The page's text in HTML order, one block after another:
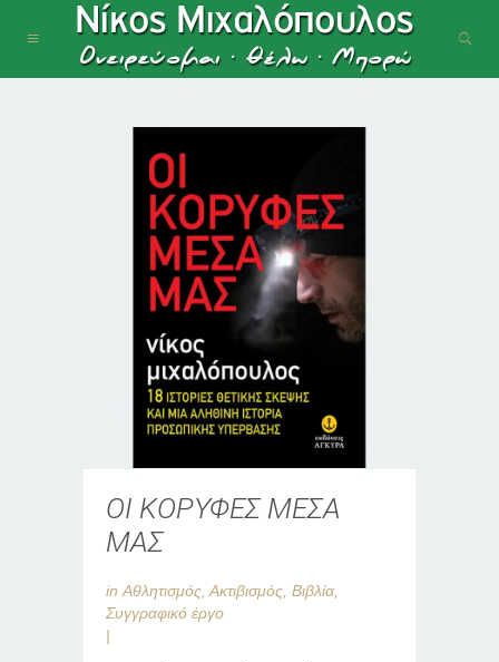
ΟΙ ΚΟΡΥΦΕΣ ΜΕΣΑ
ΜΑΣ
in Αθλητισμός Ακτιβισμός Βιβλία
Συγγραφικό έργο